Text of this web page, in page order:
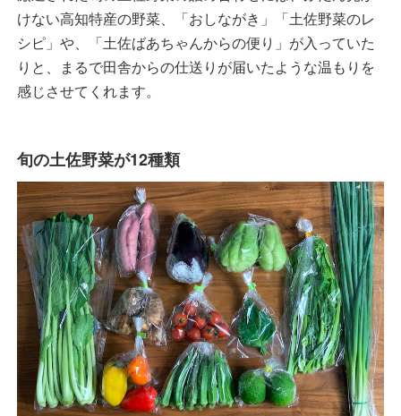
けない高知特産の野菜、「おしながき」「土佐野菜のレ
シピ」や、「土佐ばあちゃんからの便り」が入っていた
りと、まるで田舎からの仕送りが届いたような温もりを
感じさせてくれます。
旬の土佐野菜が12種類